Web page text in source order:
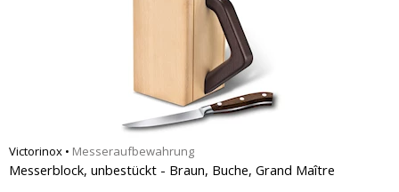
Victorinox • Messeraufbewahrung
Messerblock, unbestückt - Braun, Buche, Grand Maître